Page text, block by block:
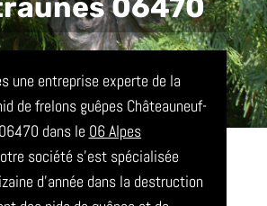
06470
une entreprise experte de la
de frelons guêpes Châteauneuf-
dans le 06 Alpes
société s’est spécialisée
d’année dans la destruction